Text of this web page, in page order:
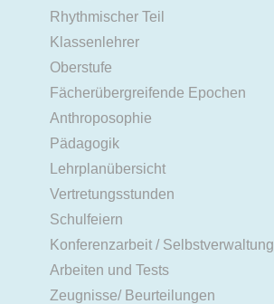
Rhythmischer Teil
Klassenlehrer
Oberstufe
Fächerübergreifende Epochen
Anthroposophie
Pädagogik
Lehrplanübersicht
Vertretungsstunden
Schulfeiern
Konferenzarbeit / Selbstverwaltung
Arbeiten und Tests
Zeugnisse/ Beurteilungen